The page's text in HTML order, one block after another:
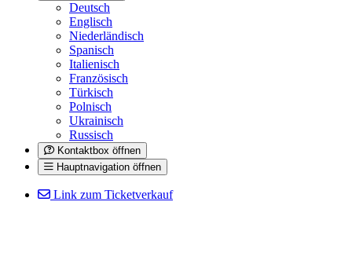
Deutsch
Englisch
Niederländisch
Spanisch
Italienisch
Französisch
Türkisch
Polnisch
Ukrainisch
Russisch
Kontaktbox öffnen
Hauptnavigation öffnen
Link zum Ticketverkauf